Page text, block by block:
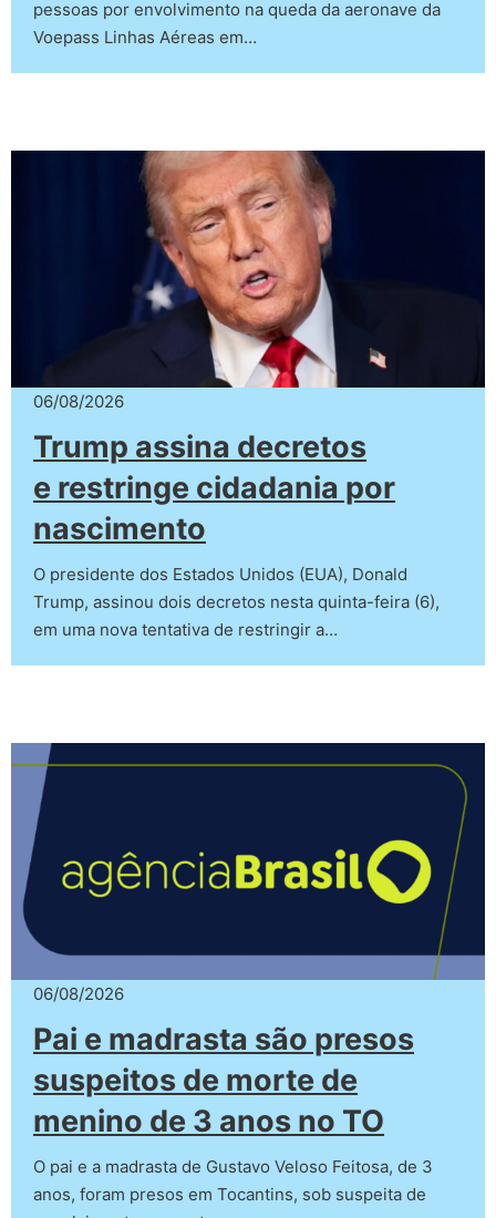
pessoas por envolvimento na queda da aeronave da
Voepass Linhas Aéreas em…
06/08/2026
Trump assina decretos
e restringe cidadania por
nascimento
O presidente dos Estados Unidos (EUA), Donald
Trump, assinou dois decretos nesta quinta-feira (6),
em uma nova tentativa de restringir a…
06/08/2026
Pai e madrasta são presos
suspeitos de morte de
menino de 3 anos no TO
O pai e a madrasta de Gustavo Veloso Feitosa, de 3
anos, foram presos em Tocantins, sob suspeita de